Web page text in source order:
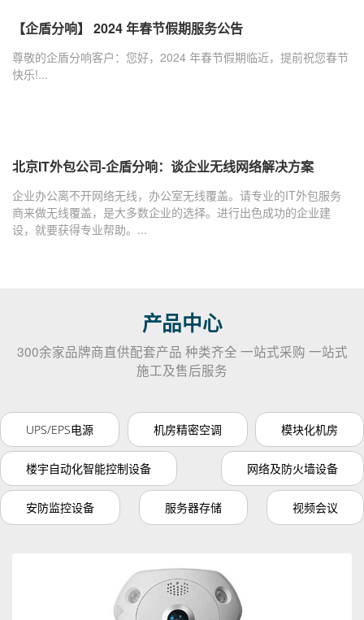
【企盾分响】 2024 年春节假期服务公告
尊敬的企盾分响客户：您好，2024 年春节假期临近，提前祝您春节
快乐!...
北京IT外包公司-企盾分响：谈企业无线网络解决方案
企业办公离不开网络无线，办公室无线覆盖。请专业的IT外包服务
商来做无线覆盖，是大多数企业的选择。进行出色成功的企业建
设，就要获得专业帮助。...
产品中心
300余家品牌商直供配套产品 种类齐全 一站式采购 一站式
施工及售后服务
UPS/EPS电源 机房精密空调 模块化机房
楼宇自动化智能控制设备 网络及防火墙设备
安防监控设备 服务器存储 视频会议